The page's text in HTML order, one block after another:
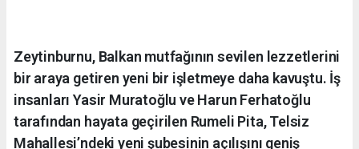
Zeytinburnu, Balkan mutfağının sevilen lezzetlerini
bir araya getiren yeni bir işletmeye daha kavuştu. İş
insanları Yasir Muratoğlu ve Harun Ferhatoğlu
tarafından hayata geçirilen Rumeli Pita, Telsiz
Mahallesi’ndeki yeni şubesinin açılışını geniş